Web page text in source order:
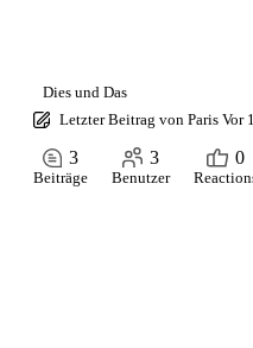
Dies und Das
Letzter Beitrag von Paris Vor
3
Beiträge
3
Benutzer
0